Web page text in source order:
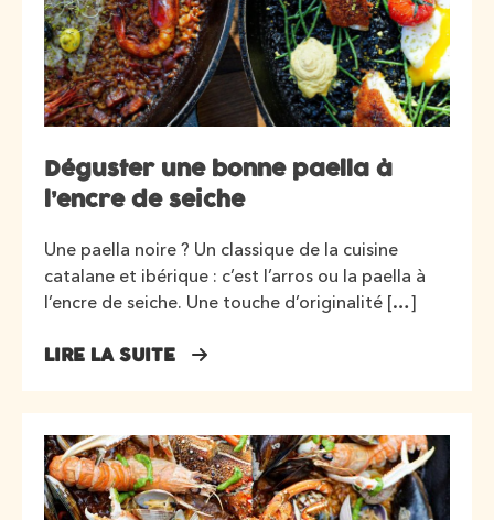
Déguster une bonne paella à
l’encre de seiche
Une paella noire ? Un classique de la cuisine
catalane et ibérique : c’est l’arros ou la paella à
l’encre de seiche. Une touche d’originalité […]
LIRE LA SUITE